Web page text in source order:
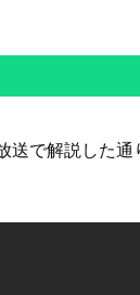
送で解説した通